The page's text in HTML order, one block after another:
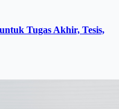
Tugas Akhir, Tesis,